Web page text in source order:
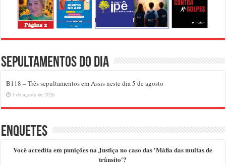
Sepultamentos do dia
B118 – Três sepultamentos em Assis neste dia 5 de agosto
5 de agosto de 2026
Enquetes
Você acredita em punições na Justiça no caso das 'Máfia das multas de
trânsito'?